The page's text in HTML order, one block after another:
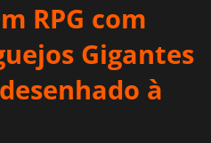
RPG com
Gigantes
à